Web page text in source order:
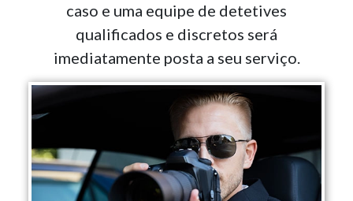
caso e uma equipe de detetives
qualificados e discretos será
imediatamente posta a seu serviço.